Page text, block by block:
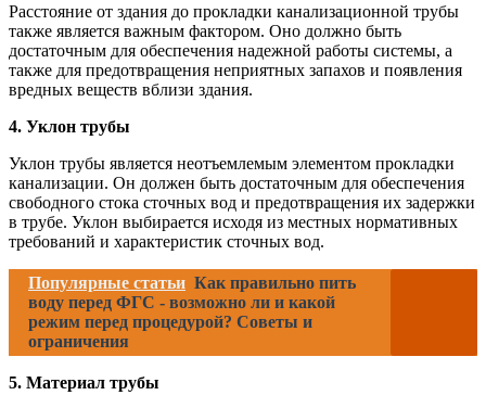
Расстояние от здания до прокладки канализационной трубы
также является важным фактором. Оно должно быть
достаточным для обеспечения надежной работы системы, а
также для предотвращения неприятных запахов и появления
вредных веществ вблизи здания.
4. Уклон трубы
Уклон трубы является неотъемлемым элементом прокладки
канализации. Он должен быть достаточным для обеспечения
свободного стока сточных вод и предотвращения их задержки
в трубе. Уклон выбирается исходя из местных нормативных
требований и характеристик сточных вод.
Популярные статьи Как правильно пить
воду перед ФГС - возможно ли и какой
режим перед процедурой? Советы и
ограничения
5. Материал трубы